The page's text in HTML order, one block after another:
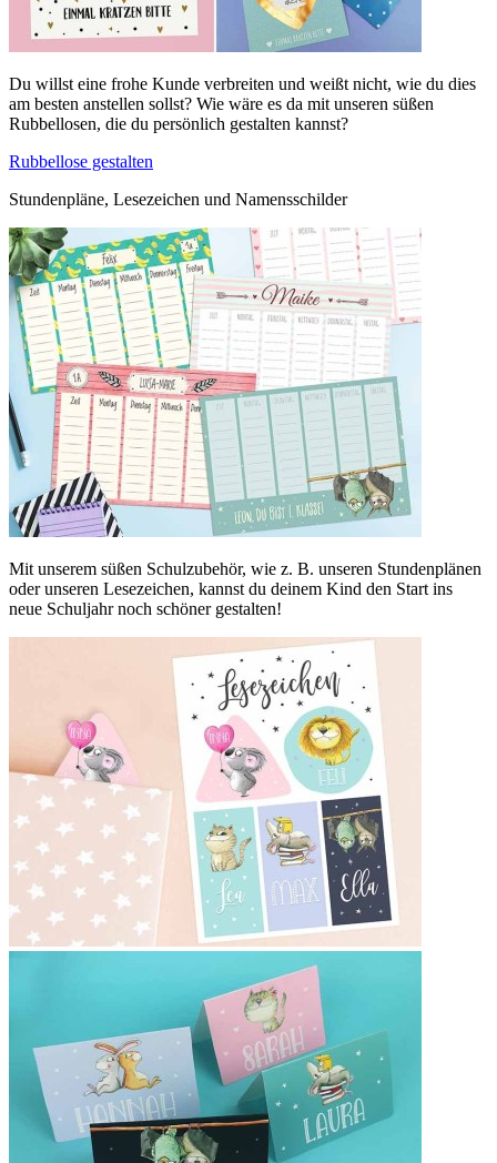
Du willst eine frohe Kunde verbreiten und weißt nicht, wie du dies
am besten anstellen sollst? Wie wäre es da mit unseren süßen
Rubbellosen, die du persönlich gestalten kannst?
Rubbellose gestalten
Stundenpläne, Lesezeichen und Namensschilder
Mit unserem süßen Schulzubehör, wie z. B. unseren Stundenplänen
oder unseren Lesezeichen, kannst du deinem Kind den Start ins
neue Schuljahr noch schöner gestalten!